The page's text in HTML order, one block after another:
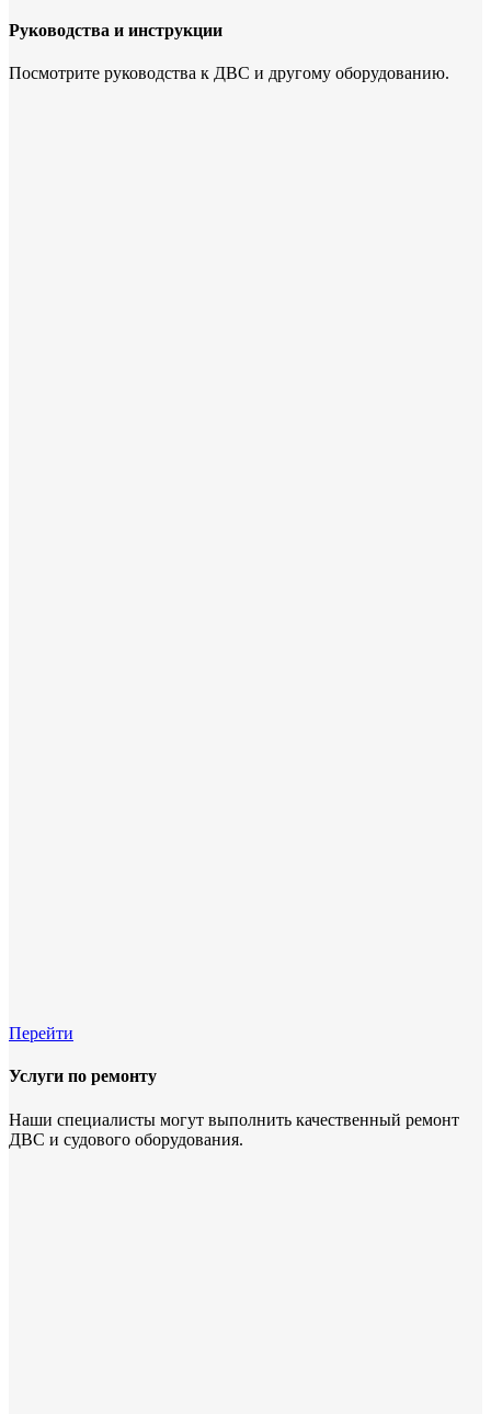
Руководства и инструкции
Посмотрите руководства к ДВС и другому оборудованию.
Перейти
Услуги по ремонту
Наши специалисты могут выполнить качественный ремонт
ДВС и судового оборудования.